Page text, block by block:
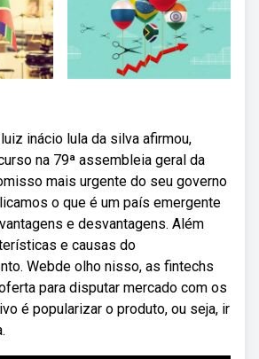
inácio lula da silva afirmou,
na 79ª assembleia geral da
mais urgente do seu governo
o que é um país emergente
e desvantagens. Além
e causas do
Webde olho nisso, as fintechs
para disputar mercado com os
é popularizar o produto, ou seja, ir